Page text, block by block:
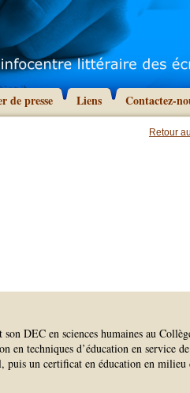
de presse Liens Contactez-
Retour
DEC en sciences humaines au
en techniques d’éducation en service
un certificat en éducation en milieu